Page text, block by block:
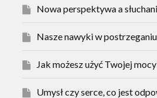
Nowa perspektywa a
Nasze nawyki w
Jak możesz użyć Twojej mocy
Umysł czy serce, co jest